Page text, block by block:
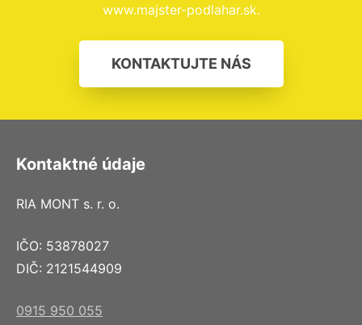
www.majster-podlahar.sk.
KONTAKTUJTE NÁS
Kontaktné údaje
RIA MONT s. r. o.
IČO: 53878027
DIČ: 2121544909
0915 950 055